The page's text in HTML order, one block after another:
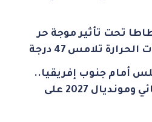
تحت تأثير موجة حر
تلامس 47 درجة
أمام جنوب إفريقيا..
نصف النهائي ومونديال 2027 على